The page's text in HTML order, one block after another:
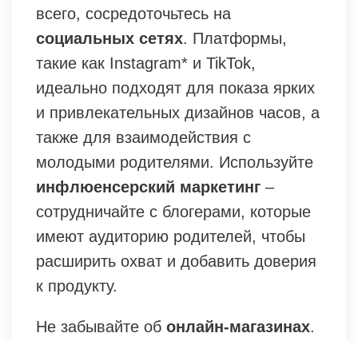
всего, сосредоточьтесь на
социальных сетях. Платформы,
такие как Instagram* и TikTok,
идеально подходят для показа ярких
и привлекательных дизайнов часов, а
также для взаимодействия с
молодыми родителями. Используйте
инфлюенсерский маркетинг –
сотрудничайте с блогерами, которые
имеют аудиторию родителей, чтобы
расширить охват и добавить доверия
к продукту.
Не забывайте об онлайн-магазинах.